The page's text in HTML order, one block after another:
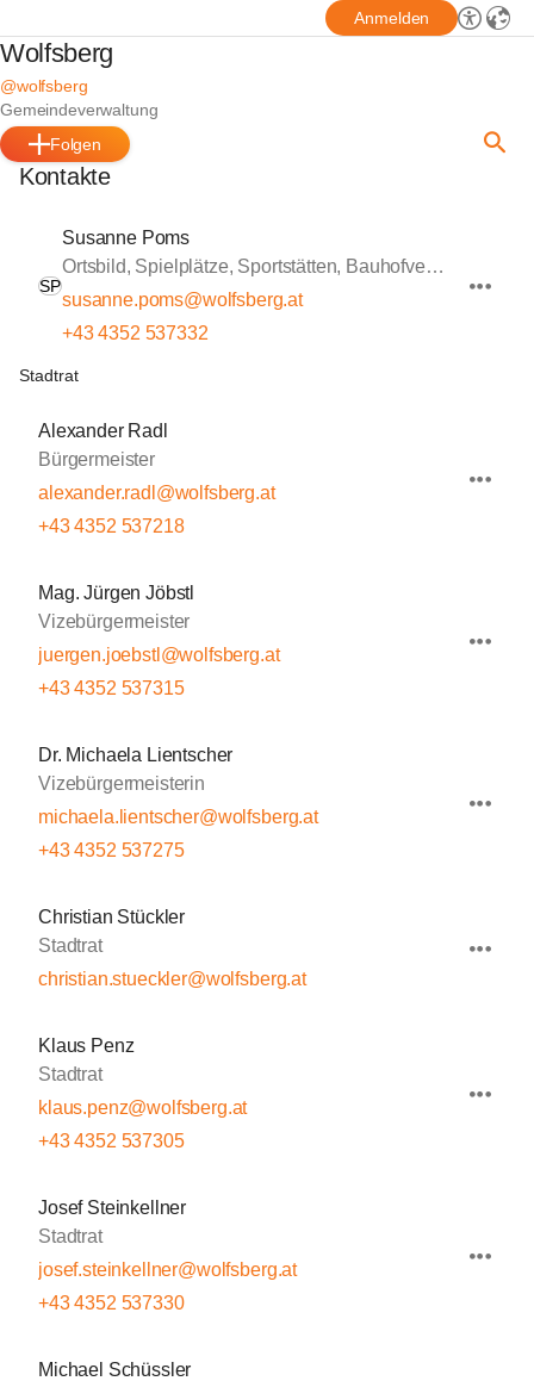
Anmelden
Wolfsberg
@wolfsberg
Gemeindeverwaltung
Folgen
Kontakte
SP
Susanne Poms
Ortsbild, Spielplätze, Sportstätten, Bauhofverwaltung
susanne.poms@wolfsberg.at
+43 4352 537332
Stadtrat
Alexander Radl
Bürgermeister
alexander.radl@wolfsberg.at
+43 4352 537218
Mag. Jürgen Jöbstl
Vizebürgermeister
juergen.joebstl@wolfsberg.at
+43 4352 537315
Dr. Michaela Lientscher
Vizebürgermeisterin
michaela.lientscher@wolfsberg.at
+43 4352 537275
Christian Stückler
Stadtrat
christian.stueckler@wolfsberg.at
Klaus Penz
Stadtrat
klaus.penz@wolfsberg.at
+43 4352 537305
Josef Steinkellner
Stadtrat
josef.steinkellner@wolfsberg.at
+43 4352 537330
Michael Schüssler